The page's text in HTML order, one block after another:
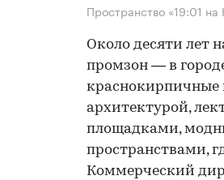
Пространство «19:01 на
Около десяти лет
промзон — в
краснокирпичные
архитектурой,
площадками,
пространствами,
Коммерческий